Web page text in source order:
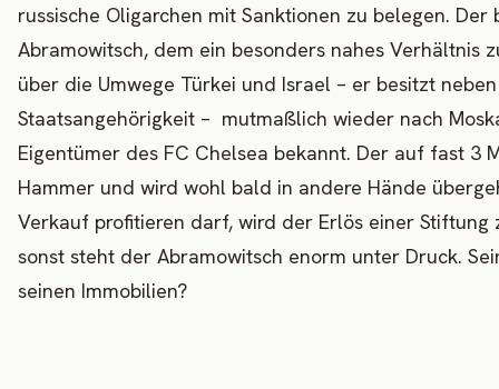
russische Oligarchen mit Sanktionen zu belegen.
Abramowitsch, dem ein besonders nahes Verhältnis
über die Umwege Türkei und Israel – er besitzt
Staatsangehörigkeit – mutmaßlich wieder nach
Eigentümer des FC Chelsea bekannt. Der auf fast 3
Hammer und wird wohl bald in andere Hände
Verkauf profitieren darf, wird der Erlös einer
sonst steht der Abramowitsch enorm unter Druck.
seinen Immobilien?